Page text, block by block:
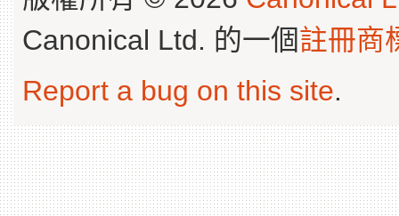
Canonical Ltd. 的一個註冊商
Report a bug on this site.